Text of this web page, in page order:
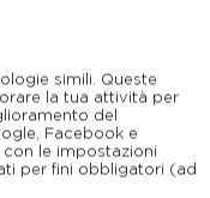
860 V15 SLATE
UOMO
simili. Queste
la tua attività per
del
Facebook e
le impostazioni
per fini obbligatori (ad